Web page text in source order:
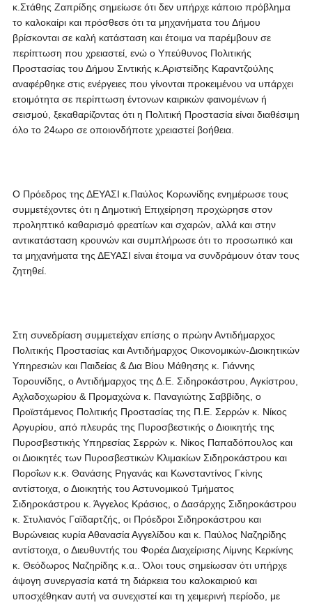
κ.Στάθης Ζαπρίδης σημείωσε ότι δεν υπήρχε κάποιο πρόβλημα
το καλοκαίρι και πρόσθεσε ότι τα μηχανήματα του Δήμου
βρίσκονται σε καλή κατάσταση και έτοιμα να παρέμβουν σε
περίπτωση που χρειαστεί, ενώ ο Υπεύθυνος Πολιτικής
Προστασίας του Δήμου Σιντικής κ.Αριστείδης Καραντζούλης
αναφέρθηκε στις ενέργειες που γίνονται προκειμένου να υπάρχει
ετοιμότητα σε περίπτωση έντονων καιρικών φαινομένων ή
σεισμού, ξεκαθαρίζοντας ότι η Πολιτική Προστασία είναι διαθέσιμη
όλο το 24ωρο σε οποιονδήποτε χρειαστεί βοήθεια.
Ο Πρόεδρος της ΔΕΥΑΣΙ κ.Παύλος Κορωνίδης ενημέρωσε τους
συμμετέχοντες ότι η Δημοτική Επιχείρηση προχώρησε στον
προληπτικό καθαρισμό φρεατίων και σχαρών, αλλά και στην
αντικατάσταση κρουνών και συμπλήρωσε ότι το προσωπικό και
τα μηχανήματα της ΔΕΥΑΣΙ είναι έτοιμα να συνδράμουν όταν τους
ζητηθεί.
Στη συνεδρίαση συμμετείχαν επίσης ο πρώην Αντιδήμαρχος
Πολιτικής Προστασίας και Αντιδήμαρχος Οικονομικών-Διοικητικών
Υπηρεσιών και Παιδείας & Δια Βίου Μάθησης κ. Γιάννης
Τορουνίδης, ο Αντιδήμαρχος της Δ.Ε. Σιδηροκάστρου, Αγκίστρου,
Αχλαδοχωρίου & Προμαχώνα κ. Παναγιώτης Σαββίδης, ο
Προϊστάμενος Πολιτικής Προστασίας της Π.Ε. Σερρών κ. Νίκος
Αργυρίου, από πλευράς της Πυροσβεστικής ο Διοικητής της
Πυροσβεστικής Υπηρεσίας Σερρών κ. Νίκος Παπαδόπουλος και
οι Διοικητές των Πυροσβεστικών Κλιμακίων Σιδηροκάστρου και
Ποροΐων κ.κ. Θανάσης Ρηγανάς και Κωνσταντίνος Γκίνης
αντίστοιχα, ο Διοικητής του Αστυνομικού Τμήματος
Σιδηροκάστρου κ. Άγγελος Κράσιος, ο Δασάρχης Σιδηροκάστρου
κ. Στυλιανός Γαϊδαρτζής, οι Πρόεδροι Σιδηροκάστρου και
Βυρώνειας κυρία Αθανασία Αγγελίδου και κ. Παύλος Ναζηρίδης
αντίστοιχα, ο Διευθυντής του Φορέα Διαχείρισης Λίμνης Κερκίνης
κ. Θεόδωρος Ναζηρίδης κ.α.. Όλοι τους σημείωσαν ότι υπήρχε
άψογη συνεργασία κατά τη διάρκεια του καλοκαιριού και
υποσχέθηκαν αυτή να συνεχιστεί και τη χειμερινή περίοδο, με